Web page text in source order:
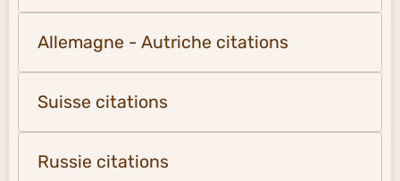
Allemagne - Autriche citations
Suisse citations
Russie citations